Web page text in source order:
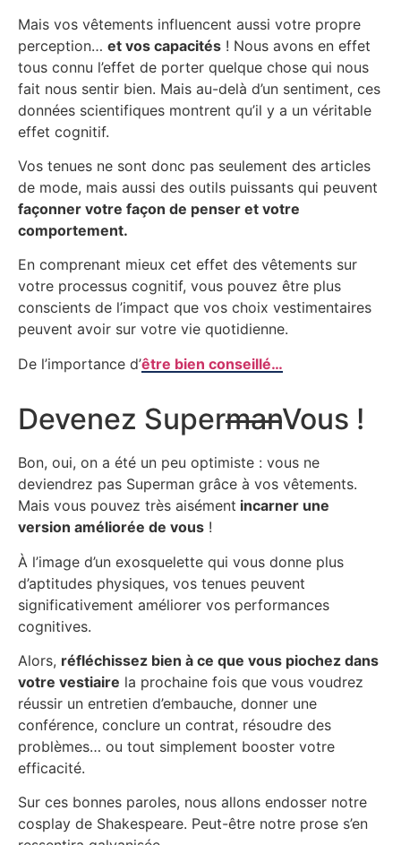
Mais vos vêtements influencent aussi votre propre
perception… et vos capacités ! Nous avons en effet
tous connu l’effet de porter quelque chose qui nous
fait nous sentir bien. Mais au-delà d’un sentiment, ces
données scientifiques montrent qu’il y a un véritable
effet cognitif.
Vos tenues ne sont donc pas seulement des articles
de mode, mais aussi des outils puissants qui peuvent
façonner votre façon de penser et votre
comportement.
En comprenant mieux cet effet des vêtements sur
votre processus cognitif, vous pouvez être plus
conscients de l’impact que vos choix vestimentaires
peuvent avoir sur votre vie quotidienne.
De l’importance d’être bien conseillé…
Devenez SupermanVous !
Bon, oui, on a été un peu optimiste : vous ne
deviendrez pas Superman grâce à vos vêtements.
Mais vous pouvez très aisément incarner une
version améliorée de vous !
À l’image d’un exosquelette qui vous donne plus
d’aptitudes physiques, vos tenues peuvent
significativement améliorer vos performances
cognitives.
Alors, réfléchissez bien à ce que vous piochez dans
votre vestiaire la prochaine fois que vous voudrez
réussir un entretien d’embauche, donner une
conférence, conclure un contrat, résoudre des
problèmes… ou tout simplement booster votre
efficacité.
Sur ces bonnes paroles, nous allons endosser notre
cosplay de Shakespeare. Peut-être notre prose s’en